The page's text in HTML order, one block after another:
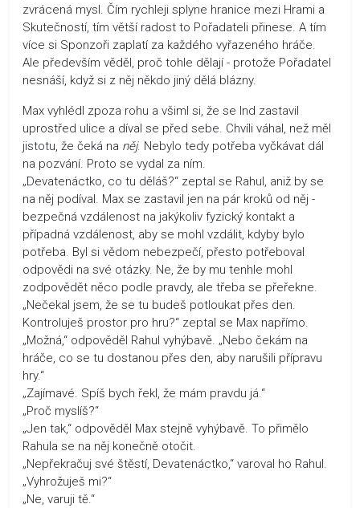
zvrácená mysl. Čím rychleji splyne hranice mezi Hrami a
Skutečností, tím větší radost to Pořadateli přinese. A tím
více si Sponzoři zaplatí za každého vyřazeného hráče.
Ale především věděl, proč tohle dělají - protože Pořadatel
nesnáší, když si z něj někdo jiný dělá blázny.
Max vyhlédl zpoza rohu a všiml si, že se Ind zastavil
uprostřed ulice a díval se před sebe. Chvíli váhal, než měl
jistotu, že čeká na něj. Nebylo tedy potřeba vyčkávat dál
na pozvání. Proto se vydal za ním.
„Devatenáctko, co tu děláš?“ zeptal se Rahul, aniž by se
na něj podíval. Max se zastavil jen na pár kroků od něj -
bezpečná vzdálenost na jakýkoliv fyzický kontakt a
případná vzdálenost, aby se mohl vzdálit, kdyby bylo
potřeba. Byl si vědom nebezpečí, přesto potřeboval
odpovědi na své otázky. Ne, že by mu tenhle mohl
zodpovědět něco podle pravdy, ale třeba se přeřekne.
„Nečekal jsem, že se tu budeš potloukat přes den.
Kontroluješ prostor pro hru?“ zeptal se Max napřímo.
„Možná,“ odpověděl Rahul vyhýbavě. „Nebo čekám na
hráče, co se tu dostanou přes den, aby narušili přípravu
hry.“
„Zajímavé. Spíš bych řekl, že mám pravdu já.“
„Proč myslíš?“
„Jen tak,“ odpověděl Max stejně vyhýbavě. To přimělo
Rahula se na něj konečně otočit.
„Nepřekračuj své štěstí, Devatenáctko,“ varoval ho Rahul.
„Vyhrožuješ mi?“
„Ne, varuji tě.“